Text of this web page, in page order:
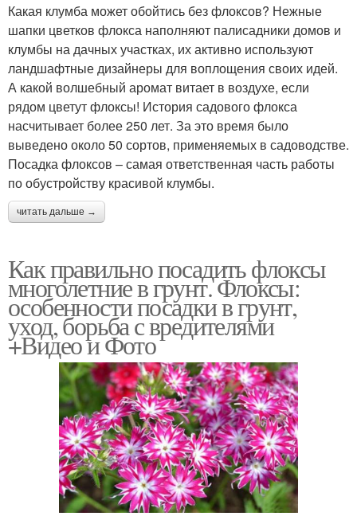
Какая клумба может обойтись без флоксов? Нежные
шапки цветков флокса наполняют палисадники домов и
клумбы на дачных участках, их активно используют
ландшафтные дизайнеры для воплощения своих идей.
А какой волшебный аромат витает в воздухе, если
рядом цветут флоксы! История садового флокса
насчитывает более 250 лет. За это время было
выведено около 50 сортов, применяемых в садоводстве.
Посадка флоксов – самая ответственная часть работы
по обустройству красивой клумбы.
читать дальше →
Как правильно посадить флоксы
многолетние в грунт. Флоксы:
особенности посадки в грунт,
уход, борьба с вредителями
+Видео и Фото